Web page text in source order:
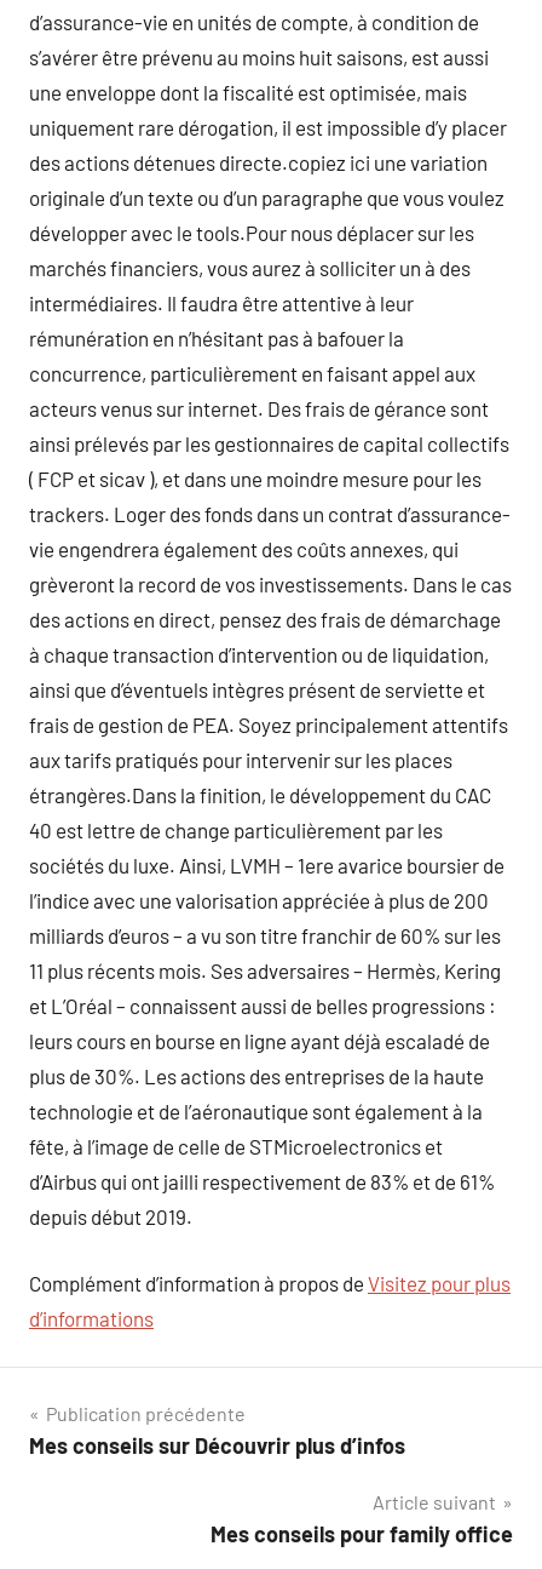
d’assurance-vie en unités de compte, à condition de
s’avérer être prévenu au moins huit saisons, est aussi
une enveloppe dont la fiscalité est optimisée, mais
uniquement rare dérogation, il est impossible d’y placer
des actions détenues directe.copiez ici une variation
originale d’un texte ou d’un paragraphe que vous voulez
développer avec le tools.Pour nous déplacer sur les
marchés financiers, vous aurez à solliciter un à des
intermédiaires. Il faudra être attentive à leur
rémunération en n’hésitant pas à bafouer la
concurrence, particulièrement en faisant appel aux
acteurs venus sur internet. Des frais de gérance sont
ainsi prélevés par les gestionnaires de capital collectifs
( FCP et sicav ), et dans une moindre mesure pour les
trackers. Loger des fonds dans un contrat d’assurance-
vie engendrera également des coûts annexes, qui
grèveront la record de vos investissements. Dans le cas
des actions en direct, pensez des frais de démarchage
à chaque transaction d’intervention ou de liquidation,
ainsi que d’éventuels intègres présent de serviette et
frais de gestion de PEA. Soyez principalement attentifs
aux tarifs pratiqués pour intervenir sur les places
étrangères.Dans la finition, le développement du CAC
40 est lettre de change particulièrement par les
sociétés du luxe. Ainsi, LVMH – 1ere avarice boursier de
l’indice avec une valorisation appréciée à plus de 200
milliards d’euros – a vu son titre franchir de 60% sur les
11 plus récents mois. Ses adversaires – Hermès, Kering
et L’Oréal – connaissent aussi de belles progressions :
leurs cours en bourse en ligne ayant déjà escaladé de
plus de 30%. Les actions des entreprises de la haute
technologie et de l’aéronautique sont également à la
fête, à l’image de celle de STMicroelectronics et
d’Airbus qui ont jailli respectivement de 83% et de 61%
depuis début 2019.
Complément d’information à propos de Visitez pour plus
d’informations
Navigation
de
Publication précédente
Mes conseils sur Découvrir plus d’infos
Article suivant
Mes conseils pour family office